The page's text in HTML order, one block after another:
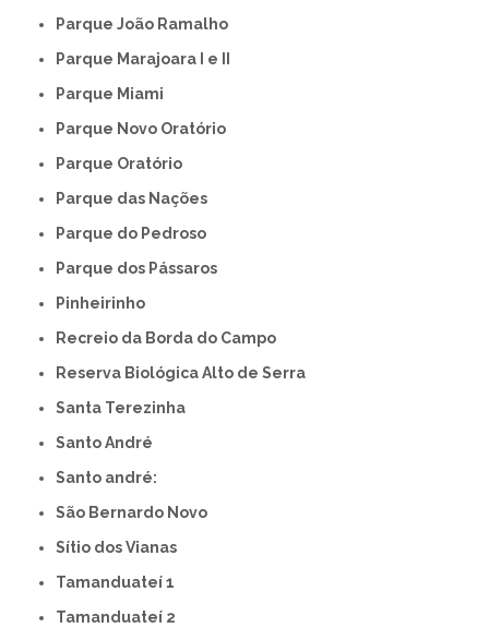
Parque João Ramalho
Parque Marajoara I e II
Parque Miami
Parque Novo Oratório
Parque Oratório
Parque das Nações
Parque do Pedroso
Parque dos Pássaros
Pinheirinho
Recreio da Borda do Campo
Reserva Biológica Alto de Serra
Santa Terezinha
Santo André
Santo andré:
São Bernardo Novo
Sítio dos Vianas
Tamanduateí 1
Tamanduateí 2